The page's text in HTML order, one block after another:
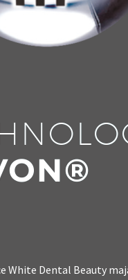
White Dental Beauty